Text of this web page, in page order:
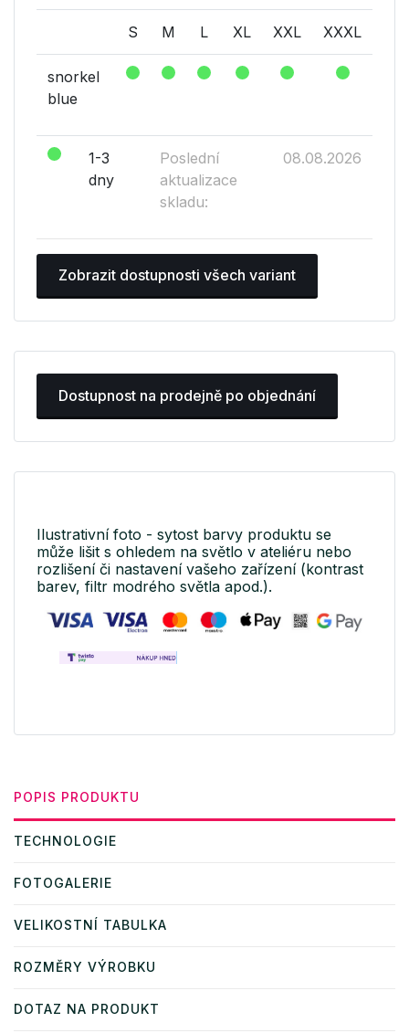
S M L XL XXL XXXL
snorkel
blue
1-3
dny
Poslední
aktualizace
skladu:
08.08.2026
Zobrazit dostupnosti všech variant
Dostupnost na prodejně po objednání
Ilustrativní foto - sytost barvy produktu se
může lišit s ohledem na světlo v ateliéru nebo
rozlišení či nastavení vašeho zařízení (kontrast
barev, filtr modrého světla apod.).
POPIS PRODUKTU
TECHNOLOGIE
FOTOGALERIE
VELIKOSTNÍ TABULKA
ROZMĚRY VÝROBKU
DOTAZ NA PRODUKT